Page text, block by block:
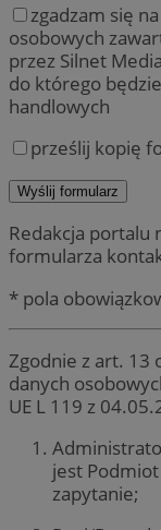
zgadzam się
osobowych
przez Silnet
do którego
handlowych
prześlij kopię
Redakcja portalu
formularza
* pola
Zgodnie z art. 13
danych
UE L 119 z
jest
zapytanie;